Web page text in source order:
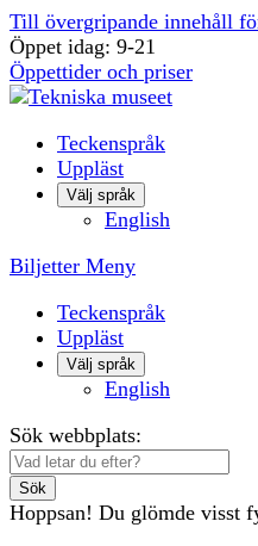
Till övergripande innehåll
Öppet idag: 9-21
Öppettider och priser
Teckenspråk
Uppläst
Välj språk
English
Biljetter Meny
Teckenspråk
Uppläst
Välj språk
English
Sök webbplats:
Sök
Hoppsan! Du glömde visst